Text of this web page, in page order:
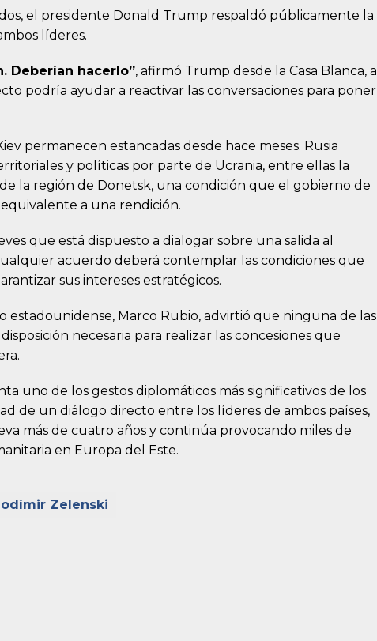
el presidente Donald Trump respaldó públicamente la
líderes.
Deberían hacerlo”, afirmó Trump desde la Casa Blanca, al
podría ayudar a reactivar las conversaciones para poner
permanecen estancadas desde hace meses. Rusia
y políticas por parte de Ucrania, entre ellas la
la región de Donetsk, una condición que el gobierno de
a una rendición.
que está dispuesto a dialogar sobre una salida al
acuerdo deberá contemplar las condiciones que
sus intereses estratégicos.
estadounidense, Marco Rubio, advirtió que ninguna de las
necesaria para realizar las concesiones que
uno de los gestos diplomáticos más significativos de los
de un diálogo directo entre los líderes de ambos países,
más de cuatro años y continúa provocando miles de
en Europa del Este.
Zelenski